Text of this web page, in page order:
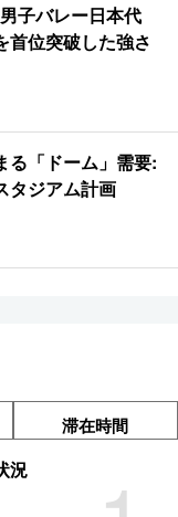
子バレー日本代
首位突破した強さ
る「ドーム」需要:
タジアム計画
滞在時間
況